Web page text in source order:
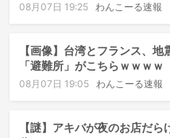
08月07日 19:25 わんこーる速報
【画像】台湾とフランス、
「避難所」がこちらｗｗｗｗ
08月07日 19:05 わんこーる速報
【謎】アキバが夜のお店だ